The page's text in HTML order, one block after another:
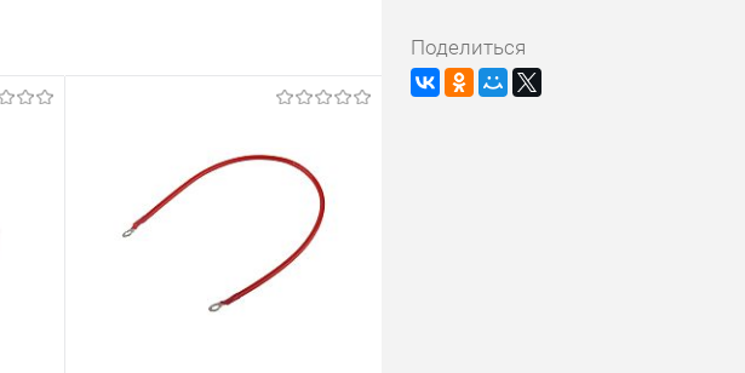
Поделиться